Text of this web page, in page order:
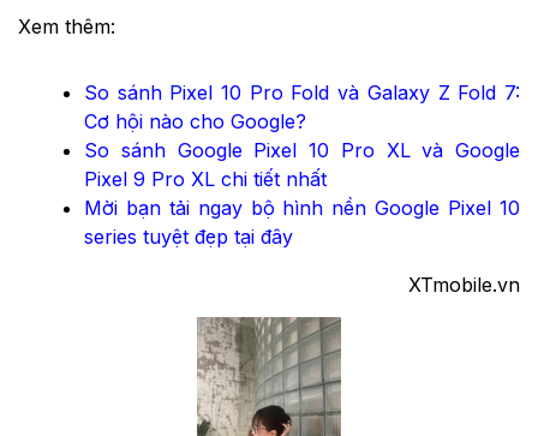
Xem thêm:
So sánh Pixel 10 Pro Fold và Galaxy Z Fold 7:
Cơ hội nào cho Google?
So sánh Google Pixel 10 Pro XL và Google
Pixel 9 Pro XL chi tiết nhất
Mời bạn tải ngay bộ hình nền Google Pixel 10
series tuyệt đẹp tại đây
XTmobile.vn